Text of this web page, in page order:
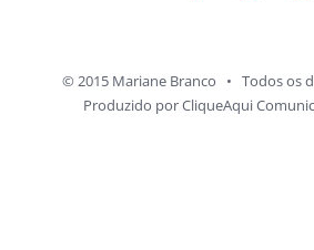
© 2015 Mariane Branco • Todos os
Produzido porCliqueAqui